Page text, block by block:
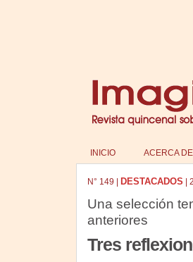
INICIO ACERCA DE
N° 149 DESTACADOS
Una selección
anteriores
Tres